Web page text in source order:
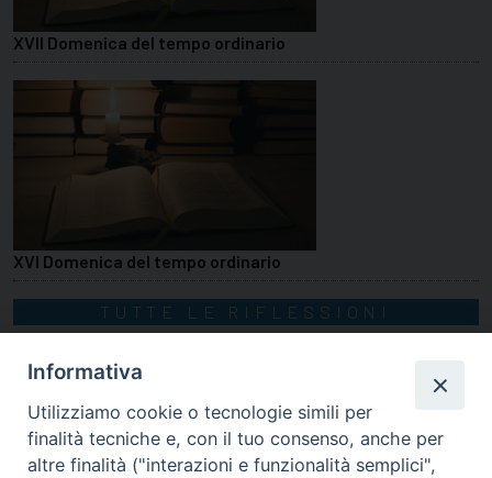
XVII Domenica del tempo ordinario
XVI Domenica del tempo ordinario
TUTTE LE RIFLESSIONI
Informativa
Utilizziamo cookie o tecnologie simili per
finalità tecniche e, con il tuo consenso, anche per
altre finalità ("interazioni e funzionalità semplici",